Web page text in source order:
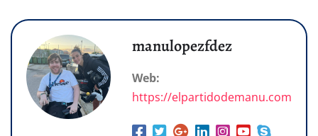
manulopezfdez
Web:
https://elpartidodemanu.com